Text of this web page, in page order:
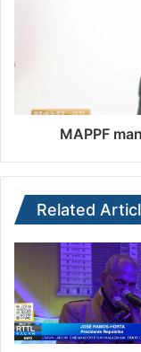
MAPPF
Related